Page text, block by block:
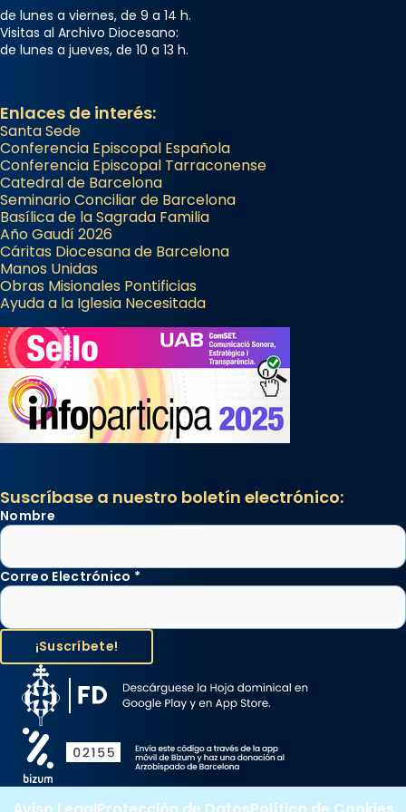
...Ver más
Foto
de lunes a viernes, de 9 a 14 h.
Visitas al Archivo Diocesano:
de lunes a jueves, de 10 a 13 h.
Enlaces de interés:
Santa Sede
Conferencia Episcopal Española
Conferencia Episcopal Tarraconense
Catedral de Barcelona
Seminario Conciliar de Barcelona
Basílica de la Sagrada Familia
Año Gaudí 2026
Cáritas Diocesana de Barcelona
Manos Unidas
Obras Misionales Pontificias
Ayuda a la Iglesia Necesitada
Suscríbase a nuestro boletín electrónico:
Nombre
Correo Electrónico *